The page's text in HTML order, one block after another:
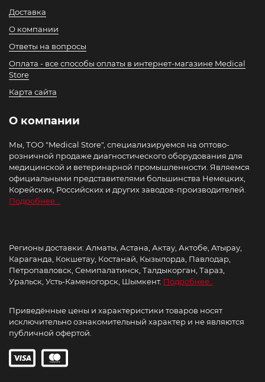
Доставка
О компании
Ответы на вопросы
Оплата - все способы оплаты в интернет-магазине Medical
Store
Карта сайта
О компании
Мы, ТОО "Medical Store", специализируемся на оптово-
розничной продаже диагностического оборудования для
медицинской и ветеринарной промышленности. Являемся
официальными представителями большинства Немецких,
Корейских, Российских и других заводов-производителей.
Подробнее...
Регионы доставки: Алматы, Астана, Актау, Актобе, Атырау,
Караганда, Кокшетау, Костанай, Кызылорда, Павлодар,
Петропавловск, Семипалатинск, Талдыкорган, Тараз,
Уральск, Усть-Каменогорск, Шымкент. Подробнее..
Приведённые цены и характеристики товаров носят
исключительно ознакомительный характер и не являются
публичной офертой.